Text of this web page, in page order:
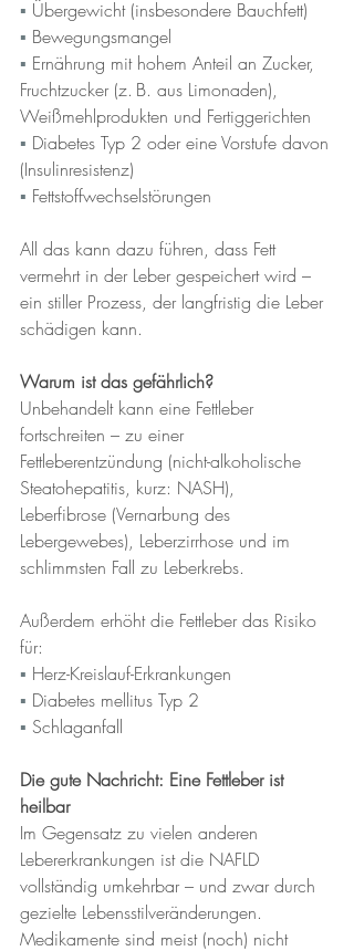
▪︎ Übergewicht (insbesondere Bauchfett)
▪︎ Bewegungsmangel
▪︎ Ernährung mit hohem Anteil an Zucker,
Fruchtzucker (z. B. aus Limonaden),
Weißmehlprodukten und Fertiggerichten
▪︎ Diabetes Typ 2 oder eine Vorstufe davon
(Insulinresistenz)
▪︎ Fettstoffwechselstörungen
All das kann dazu führen, dass Fett
vermehrt in der Leber gespeichert wird –
ein stiller Prozess, der langfristig die Leber
schädigen kann.
Warum ist das gefährlich?
Unbehandelt kann eine Fettleber
fortschreiten – zu einer
Fettleberentzündung (nicht-alkoholische
Steatohepatitis, kurz: NASH),
Leberfibrose (Vernarbung des
Lebergewebes), Leberzirrhose und im
schlimmsten Fall zu Leberkrebs.
Außerdem erhöht die Fettleber das Risiko
für:
▪︎ Herz-Kreislauf-Erkrankungen
▪︎ Diabetes mellitus Typ 2
▪︎ Schlaganfall
Die gute Nachricht: Eine Fettleber ist
heilbar
Im Gegensatz zu vielen anderen
Lebererkrankungen ist die NAFLD
vollständig umkehrbar – und zwar durch
gezielte Lebensstilveränderungen.
Medikamente sind meist (noch) nicht